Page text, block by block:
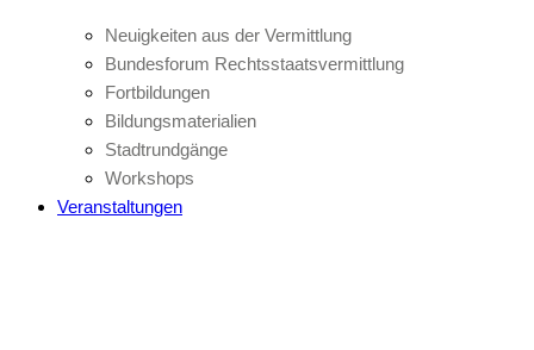
Neuigkeiten aus der Vermittlung
Bundesforum Rechtsstaatsvermittlung
Fortbildungen
Bildungsmaterialien
Stadtrundgänge
Workshops
Veranstaltungen